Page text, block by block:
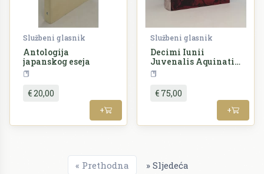
Službeni glasnik
Antologija
japanskog eseja
Teorija i povijest književnosti
€ 20,00
+
Službeni glasnik
Decimi Iunii
Juvenalis Aquinatis
satirae / Satire
Decima Junija
Juvenala
Akvinskog
€ 75,00
+
« Prethodna » Sljedeća